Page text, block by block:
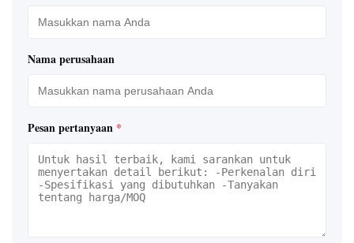
Nama perusahaan
Pesan pertanyaan *